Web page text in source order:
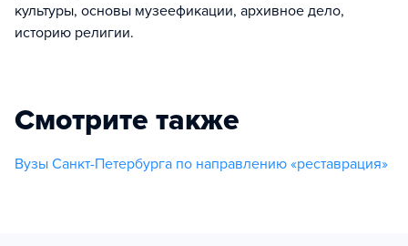
культуры, основы музеефикации, архивное дело,
историю религии.
Смотрите также
Вузы Санкт-Петербурга по направлению «реставрация»